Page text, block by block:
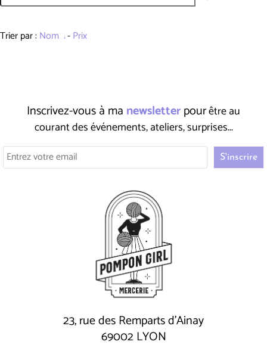
Trier par : Nom -Prix
Inscrivez-vous à ma newsletterpourêtre au
courant des événements, ateliers, surprises...
23, rue des Remparts d'Ainay
69002 LYON